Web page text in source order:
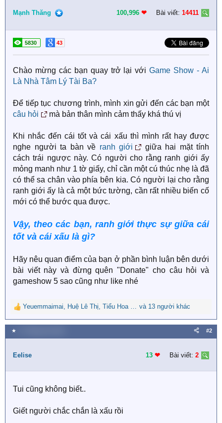
Mạnh Thăng 100,996 ❤︎ Bài viết: 14411
5830 43
Chào mừng các bạn quay trở lại vớiGame Show - Ai
Là Nhà Tâm Lý Tài Ba?
Để tiếp tục chương trình, mình xin gửi đến các bạn một
câu hỏi
mà bản thân mình cảm thấy khá thú vị
Khi nhắc đến cái tốt và cái xấu thì mình rất hay được
nghe người ta bàn về ranh giới
giữa hai mặt tính
cách trái ngược này. Có người cho rằng ranh giới ấy
mỏng manh như 1 tờ giấy, chỉ cần một cú thúc nhẹ là đã
có thể sa chân vào phía bên kia. Có người lại cho rằng
ranh giới ấy là cả một bức tường, cần rất nhiều biến cố
mới có thể bước qua được.
Vậy, theo các bạn, ranh giới thực sự giữa cái
tốt và cái xấu là gì?
Hãy nêu quan điểm của bạn ở phần bình luận bên dưới
bài viết này và đừng quên "Donate" cho câu hỏi và
gameshow 5 sao cũng như like nhé
R
e
a
c
i
n
Yeuemmaimai, Huệ Lê Thị, Tiểu Hoa Hoa0610 và 13 người khác
★ #2
Eelise 13 ❤︎ Bài viết: 2
Tui cũng không biết..
Giết người chắc chắn là xấu rồi